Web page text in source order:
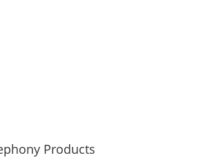
Products